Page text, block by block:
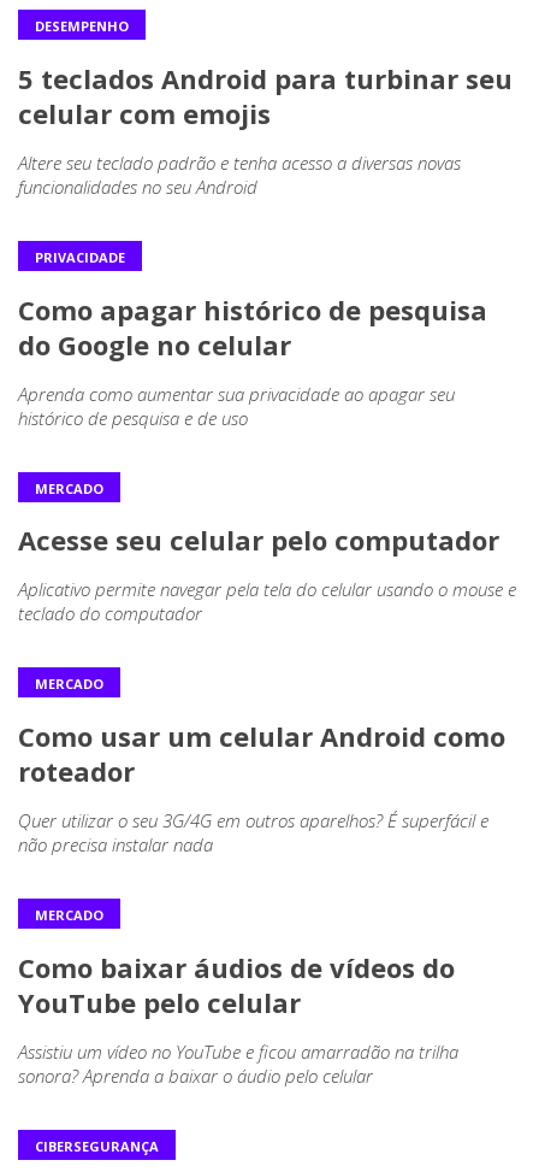
DESEMPENHO
5 teclados Android para turbinar seu
celular com emojis
Altere seu teclado padrão e tenha acesso a diversas novas
funcionalidades no seu Android
PRIVACIDADE
Como apagar histórico de pesquisa
do Google no celular
Aprenda como aumentar sua privacidade ao apagar seu
histórico de pesquisa e de uso
MERCADO
Acesse seu celular pelo computador
Aplicativo permite navegar pela tela do celular usando o mouse e
teclado do computador
MERCADO
Como usar um celular Android como
roteador
Quer utilizar o seu 3G/4G em outros aparelhos? É superfácil e
não precisa instalar nada
MERCADO
Como baixar áudios de vídeos do
YouTube pelo celular
Assistiu um vídeo no YouTube e ficou amarradão na trilha
sonora? Aprenda a baixar o áudio pelo celular
CIBERSEGURANÇA